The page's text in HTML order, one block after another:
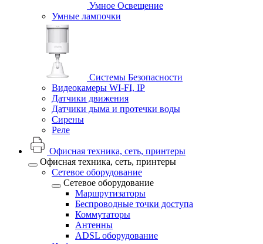
Умное Освещение
Умные лампочки
Системы Безопасности
Видеокамеры WI-FI, IP
Датчики движения
Датчики дыма и протечки воды
Сирены
Реле
Офисная техника, cеть, принтеры
Офисная техника, cеть, принтеры
Сетевое оборудование
Сетевое оборудование
Маршрутизаторы
Беспроводные точки доступа
Коммутаторы
Антенны
ADSL оборудование